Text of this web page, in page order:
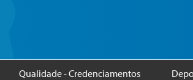
Qualidade - Credenciamentos